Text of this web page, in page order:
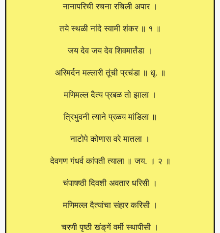
नानापरिची रचना रचिली अपार ।
तये स्थळी नांदे स्वामी शंकर ॥ १ ॥
जय देव जय देव शिवमार्तंडा ।
अरिमर्दन मल्लारी तूंची प्रचंडा ॥ धृ. ॥
मणिमल्ल दैत्य प्रबळ तो झाला ।
त्रिभुवनी त्याने प्रळय मांडिला ॥
नाटोपे कोणास वरे मातला ।
देवगण गंधर्व कांपती त्याला ॥ जय. ॥ २ ॥
चंपाषष्ठी दिवशी अवतार धरिसी ।
मणिमल्ल दैत्यांचा संहार करिसी ।
चरणी पृष्ठी खंङ्‌गें वर्मी स्थापीसी ।